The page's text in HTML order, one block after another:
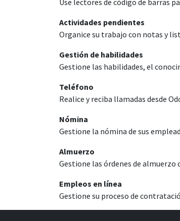
Use lectores de código de barras
Actividades pendientes
Organice su trabajo con notas y
Gestión de habilidades
Gestione las habilidades, el
Teléfono
Realice y reciba llamadas desde
Nómina
Gestione la nómina de sus
Almuerzo
Gestione las órdenes de almuerzo
Empleos en línea
Gestione su proceso de